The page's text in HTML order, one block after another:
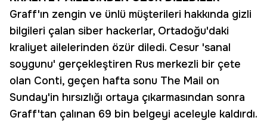
Graff'ın zengin ve ünlü müşterileri hakkında gizli
bilgileri çalan siber hackerlar, Ortadoğu'daki
kraliyet ailelerinden özür diledi. Cesur 'sanal
soygunu' gerçekleştiren Rus merkezli bir çete
olan Conti, geçen hafta sonu The Mail on
Sunday'in hırsızlığı ortaya çıkarmasından sonra
Graff'tan çalınan 69 bin belgeyi aceleyle kaldırdı.